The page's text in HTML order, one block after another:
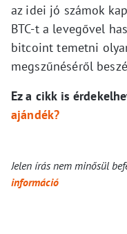
az idei jó számok
BTC-t a levegővel
bitcoint temetni
megszűnéséről
Ez a cikk is
ajándék?
Jelen írás nem minősül
információ